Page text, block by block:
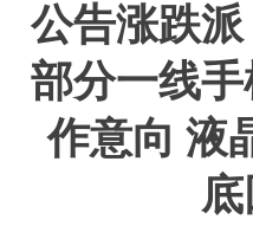
公告涨跌
部分一线
作意向 液